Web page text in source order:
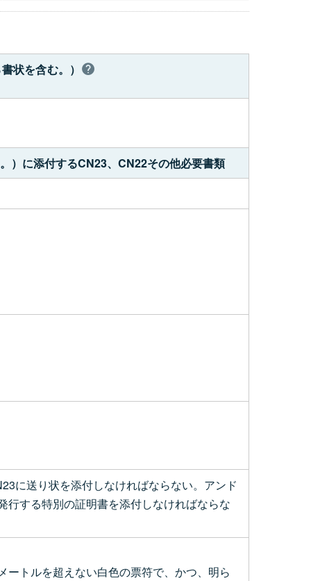
状を含む。）
）に添付するCN23、CN22その他必要書類
に送り状を添付しなければならない。アンド
する特別の証明書を添付しなければならな
トルを超えない白色の票符で、かつ、明ら